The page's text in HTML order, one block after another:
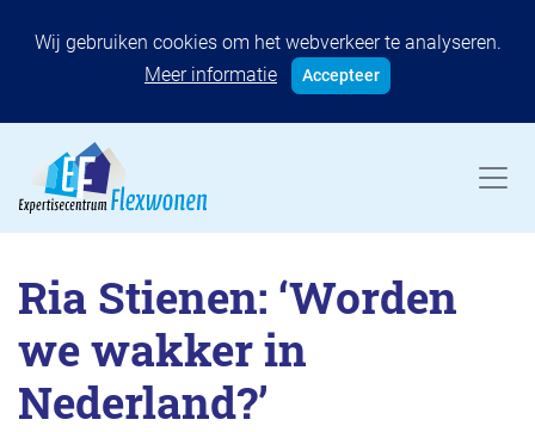
Wij gebruiken cookies om het webverkeer te analyseren.
Meer informatie
Accepteer
Ria Stienen: ‘Worden
we wakker in
Nederland?’